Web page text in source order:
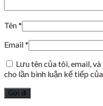
Tên*
Email*
Lưu tên của tôi, email,
cho lần bình luận kế tiếp